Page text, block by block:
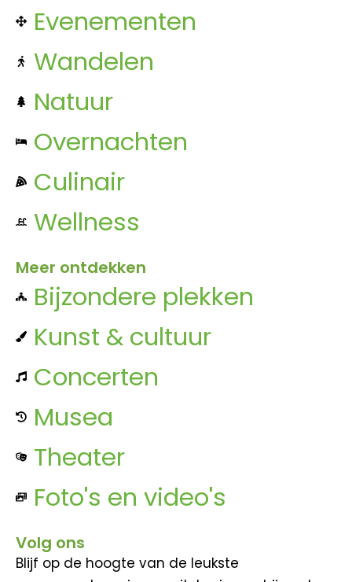
Evenementen
Wandelen
Natuur
Overnachten
Culinair
Wellness
Meer ontdekken
Bijzondere plekken
Kunst & cultuur
Concerten
Musea
Theater
Foto's en video's
Volg ons
Blijf op de hoogte van de leukste